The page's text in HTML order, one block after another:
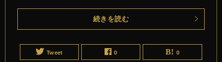
続きを読む
Tweet 0 0